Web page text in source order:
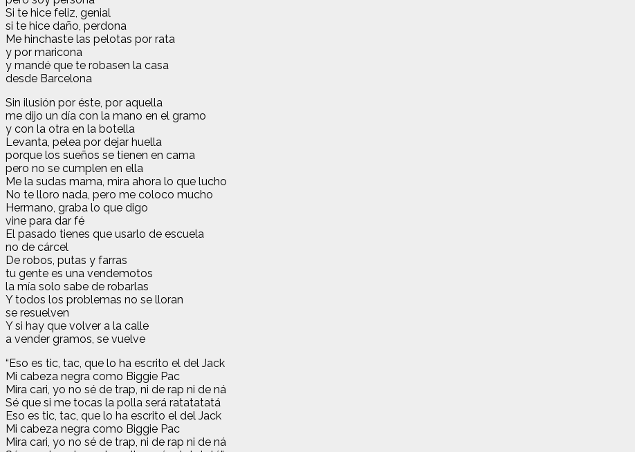
Si te hice feliz, genial
si te hice daño, perdona
Me hinchaste las pelotas por rata
y por maricona
y mandé que te robasen la casa
desde Barcelona
Sin ilusión por éste, por aquella
me dijo un día con la mano en el gramo
y con la otra en la botella
Levanta, pelea por dejar huella
porque los sueños se tienen en cama
pero no se cumplen en ella
Me la sudas mama, mira ahora lo que lucho
No te lloro nada, pero me coloco mucho
Hermano, graba lo que digo
vine para dar fé
El pasado tienes que usarlo de escuela
no de cárcel
De robos, putas y farras
tu gente es una vendemotos
la mía solo sabe de robarlas
Y todos los problemas no se lloran
se resuelven
Y si hay que volver a la calle
a vender gramos, se vuelve
“Eso es tic, tac, que lo ha escrito el del Jack
Mi cabeza negra como Biggie Pac
Mira cari, yo no sé de trap, ni de rap ni de ná
Sé que si me tocas la polla será ratatatatá
Eso es tic, tac, que lo ha escrito el del Jack
Mi cabeza negra como Biggie Pac
Mira cari, yo no sé de trap, ni de rap ni de ná